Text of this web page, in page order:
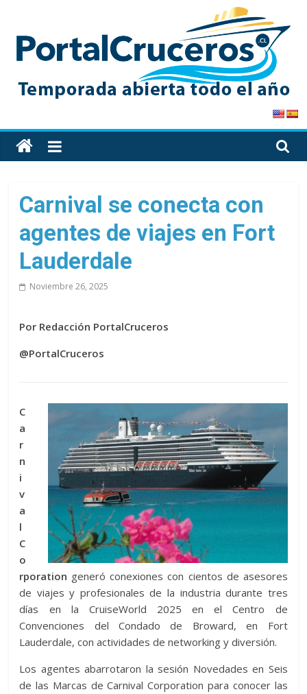
content
PortalCruceros
Toda
la
de
cruceros
en
un
Carnival se conecta con
agentes de viajes en Fort
Lauderdale
Noviembre 26, 2025
Por Redacción PortalCruceros
@PortalCruceros
C
a
r
n
i
v
a
l
C
o
rporation generó conexiones con cientos de asesores
de viajes y profesionales de la industria durante tres
días en la CruiseWorld 2025 en el Centro de
Convenciones del Condado de Broward, en Fort
Lauderdale, con actividades de networking y diversión.
Los agentes abarrotaron la sesión Novedades en Seis
de las Marcas de Carnival Corporation para conocer las